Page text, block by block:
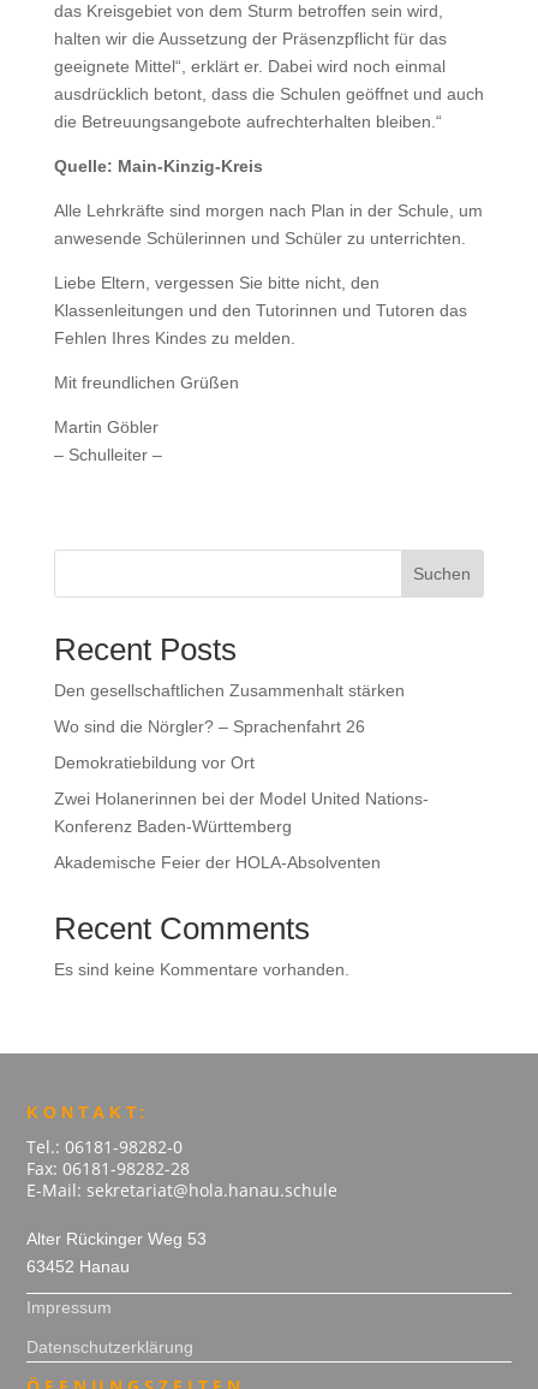
das Kreisgebiet von dem Sturm betroffen sein wird,
halten wir die Aussetzung der Präsenzpflicht für das
geeignete Mittel“, erklärt er. Dabei wird noch einmal
ausdrücklich betont, dass die Schulen geöffnet und auch
die Betreuungsangebote aufrechterhalten bleiben.“
Quelle: Main-Kinzig-Kreis
Alle Lehrkräfte sind morgen nach Plan in der Schule, um
anwesende Schülerinnen und Schüler zu unterrichten.
Liebe Eltern, vergessen Sie bitte nicht, den
Klassenleitungen und den Tutorinnen und Tutoren das
Fehlen Ihres Kindes zu melden.
Mit freundlichen Grüßen
Martin Göbler
– Schulleiter –
Suchen
Recent Posts
Den gesellschaftlichen Zusammenhalt stärken
Wo sind die Nörgler? – Sprachenfahrt 26
Demokratiebildung vor Ort
Zwei Holanerinnen bei der Model United Nations-
Konferenz Baden-Württemberg
Akademische Feier der HOLA-Absolventen
Recent Comments
Es sind keine Kommentare vorhanden.
KONTAKT:
Tel.: 06181-98282-0
Fax: 06181-98282-28
E-Mail: sekretariat@hola.hanau.schule
Alter Rückinger Weg 53
63452 Hanau
Impressum
Datenschutzerklärung